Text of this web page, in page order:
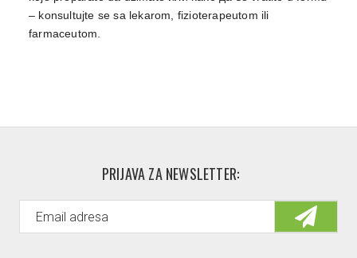
– konsultujte se sa lekarom, fizioterapeutom ili
farmaceutom.
PRIJAVA ZA NEWSLETTER: